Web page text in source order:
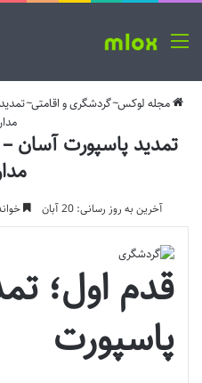
منو
مجله لوکس~گردشگری و اقامتی~
تمدید پاسپورت آسان
آخرین به روز رسانی: 20 آبان خواندن
قدم اول؛
پاسپورت